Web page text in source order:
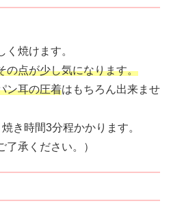
焼けます。
の点が少し気になります。
ン耳の圧着はもちろん出来ませ
き時間3分程かかります。
了承ください。）